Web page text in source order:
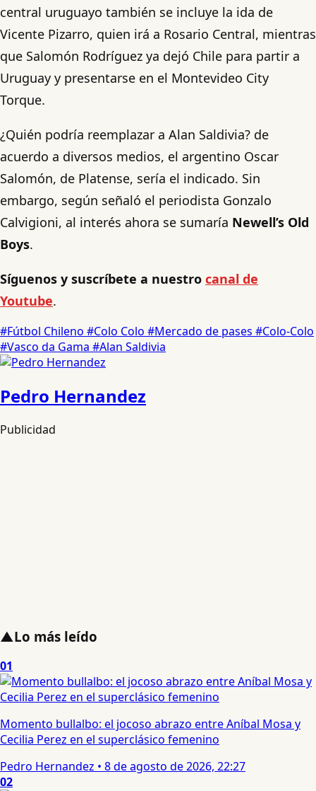
central uruguayo también se incluye la ida de
Vicente Pizarro, quien irá a Rosario Central, mientras
que Salomón Rodríguez ya dejó Chile para partir a
Uruguay y presentarse en el Montevideo City
Torque.
¿Quién podría reemplazar a Alan Saldivia? de
acuerdo a diversos medios, el argentino Oscar
Salomón, de Platense, sería el indicado. Sin
embargo, según señaló el periodista Gonzalo
Calvigioni, al interés ahora se sumaría Newell’s Old
Boys.
Síguenos y suscríbete a nuestro canal de
Youtube.
#Fútbol Chileno #Colo Colo #Mercado de pases #Colo-Colo
#Vasco da Gama #Alan Saldivia
Pedro Hernandez
Publicidad
▲Lo más leído
01
Momento bullalbo: el jocoso abrazo entre Aníbal Mosa y
Cecilia Perez en el superclásico femenino
Pedro Hernandez • 8 de agosto de 2026, 22:27
02